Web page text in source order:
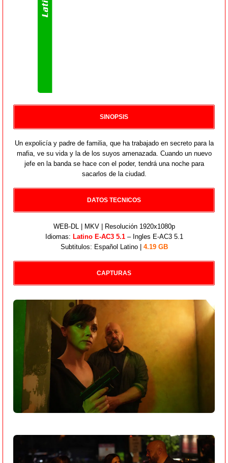
SINOPSIS
Un expolicía y padre de familia, que ha trabajado en secreto para la
mafia, ve su vida y la de los suyos amenazada. Cuando un nuevo
jefe en la banda se hace con el poder, tendrá una noche para
sacarlos de la ciudad.
DATOS TECNICOS
WEB-DL | MKV | Resolución 1920x1080p
Idiomas: Latino E-AC3 5.1– Ingles E-AC3 5.1
Subtitulos: Español Latino | 4.19 GB
CAPTURAS